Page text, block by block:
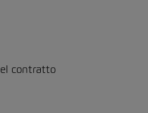
contratto